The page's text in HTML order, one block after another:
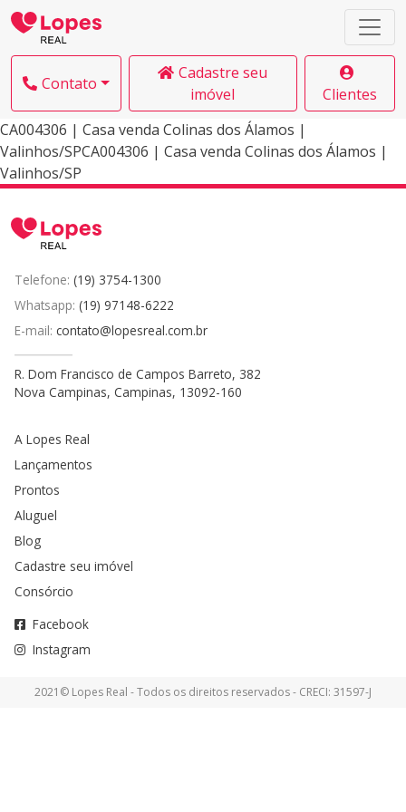
Contato
Cadastre seu
imóvel
Clientes
CA004306 | Casa venda Colinas dos Álamos |
Valinhos/SPCA004306 | Casa venda Colinas dos Álamos |
Valinhos/SP
Telefone: (19) 3754-1300
Whatsapp: (19) 97148-6222
E-mail: contato@lopesreal.com.br
R. Dom Francisco de Campos Barreto, 382
Nova Campinas, Campinas, 13092-160
A Lopes Real
Lançamentos
Prontos
Aluguel
Blog
Cadastre seu imóvel
Consórcio
Facebook
Instagram
2021© Lopes Real - Todos os direitos reservados - CRECI: 31597-J